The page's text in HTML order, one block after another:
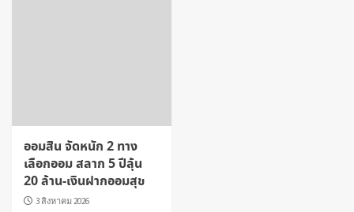
ออมสิน จัดหนัก 2 ทาง
เลือกออม สลาก 5 ปีลุ้น
20 ล้าน-เงินฝากออมสุข
3 สิงหาคม 2026